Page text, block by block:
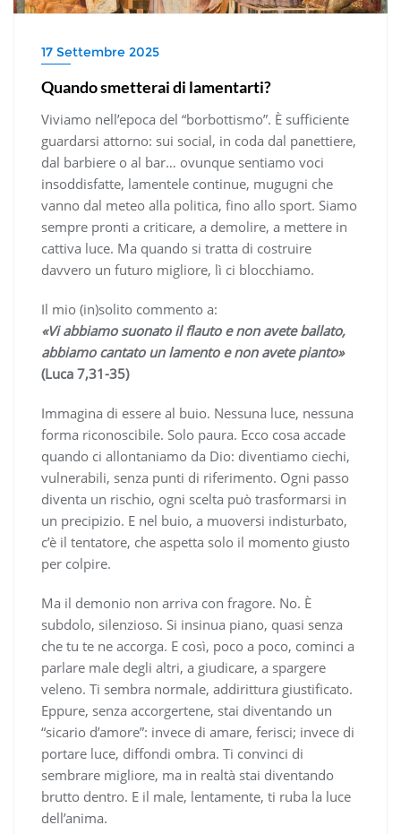
17 Settembre 2025
Quando smetterai di lamentarti?
Viviamo nell’epoca del “borbottismo”. È sufficiente
guardarsi attorno: sui social, in coda dal panettiere,
dal barbiere o al bar… ovunque sentiamo voci
insoddisfatte, lamentele continue, mugugni che
vanno dal meteo alla politica, fino allo sport. Siamo
sempre pronti a criticare, a demolire, a mettere in
cattiva luce. Ma quando si tratta di costruire
davvero un futuro migliore, lì ci blocchiamo.
Il mio (in)solito commento a:
«Vi abbiamo suonato il flauto e non avete ballato,
abbiamo cantato un lamento e non avete pianto»
(Luca 7,31-35)
Immagina di essere al buio. Nessuna luce, nessuna
forma riconoscibile. Solo paura. Ecco cosa accade
quando ci allontaniamo da Dio: diventiamo ciechi,
vulnerabili, senza punti di riferimento. Ogni passo
diventa un rischio, ogni scelta può trasformarsi in
un precipizio. E nel buio, a muoversi indisturbato,
c’è il tentatore, che aspetta solo il momento giusto
per colpire.
Ma il demonio non arriva con fragore. No. È
subdolo, silenzioso. Si insinua piano, quasi senza
che tu te ne accorga. E così, poco a poco, cominci a
parlare male degli altri, a giudicare, a spargere
veleno. Ti sembra normale, addirittura giustificato.
Eppure, senza accorgertene, stai diventando un
“sicario d’amore”: invece di amare, ferisci; invece di
portare luce, diffondi ombra. Ti convinci di
sembrare migliore, ma in realtà stai diventando
brutto dentro. E il male, lentamente, ti ruba la luce
dell’anima.